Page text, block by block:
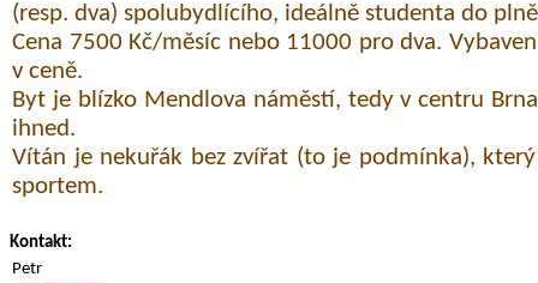
(resp. dva) spolubydlícího, ideálně studenta do
Cena 7500 Kč/měsíc nebo 11000 pro dva.
v ceně.
Byt je blízko Mendlova náměstí, tedy v centru
ihned.
Vítán je nekuřák bez zvířat (to je podmínka),
sportem.
Kontakt:
Petr